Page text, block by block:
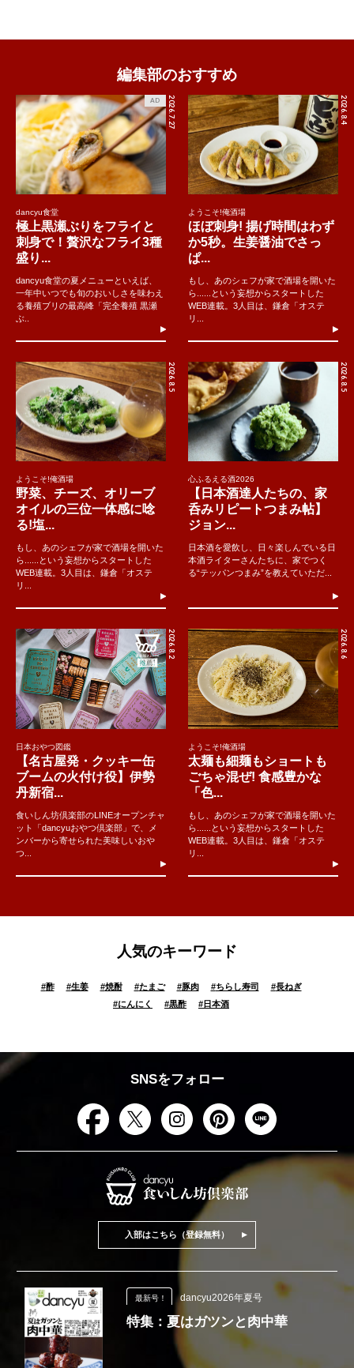
編集部のおすすめ
2026.7.27
AD
dancyu食堂
極上黒瀬ぶりをフライと
刺身で！贅沢なフライ3種
盛り...
dancyu食堂の夏メニューといえば、
一年中いつでも旬のおいしさを味わえ
る養殖ブリの最高峰「完全養殖 黒瀬
ぶ..
2026.8.4
ようこそ!俺酒場
ほぼ刺身! 揚げ時間はわず
か5秒。生姜醤油でさっ
ぱ...
もし、あのシェフが家で酒場を開いた
ら......という妄想からスタートした
WEB連載。3人目は、鎌倉「オステ
リ...
2026.8.5
ようこそ!俺酒場
野菜、チーズ、オリーブ
オイルの三位一体感に唸
る!塩...
もし、あのシェフが家で酒場を開いた
ら......という妄想からスタートした
WEB連載。3人目は、鎌倉「オステ
リ...
2026.8.5
心ふるえる酒2026
【日本酒達人たちの、家
呑みリピートつまみ帖】
ジョン...
日本酒を愛飲し、日々楽しんでいる日
本酒ライターさんたちに、家でつく
る“テッパンつまみ”を教えていただ...
2026.8.2
日本おやつ図鑑
【名古屋発・クッキー缶
ブームの火付け役】伊勢
丹新宿...
食いしん坊倶楽部のLINEオープンチャ
ット「dancyuおやつ倶楽部」で、メ
ンバーから寄せられた美味しいおや
つ...
2026.8.6
ようこそ!俺酒場
太麺も細麺もショートも
ごちゃ混ぜ! 食感豊かな
「色...
もし、あのシェフが家で酒場を開いた
ら......という妄想からスタートした
WEB連載。3人目は、鎌倉「オステ
リ...
人気のキーワード
#酢 #生姜 #焼酎 #たまご #豚肉 #ちらし寿司 #長ねぎ
#にんにく #黒酢 #日本酒
SNSをフォロー
入部はこちら（登録無料）
最新号！ dancyu2026年夏号
特集：夏はガツンと肉中華